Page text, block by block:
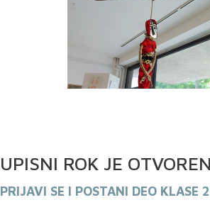
UPISNI ROK JE OTVOREN
PRIJAVI SE I POSTANI DEO